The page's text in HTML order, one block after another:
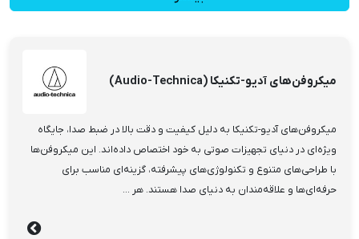
میکروفن‌های آدیو-تکنیکا (Audio-Technica)
میکروفن‌های آدیو-تکنیکا به دلیل کیفیت و دقت بالا در ضبط صدا، جایگاه
ویژه‌ای در دنیای تجهیزات صوتی به خود اختصاص داده‌اند. این میکروفن‌ها
با طراحی‌های متنوع و تکنولوژی‌های پیشرفته، گزینه‌ای مناسب برای
حرفه‌ای‌ها و علاقه‌مندان به دنیای صدا هستند. هر ...